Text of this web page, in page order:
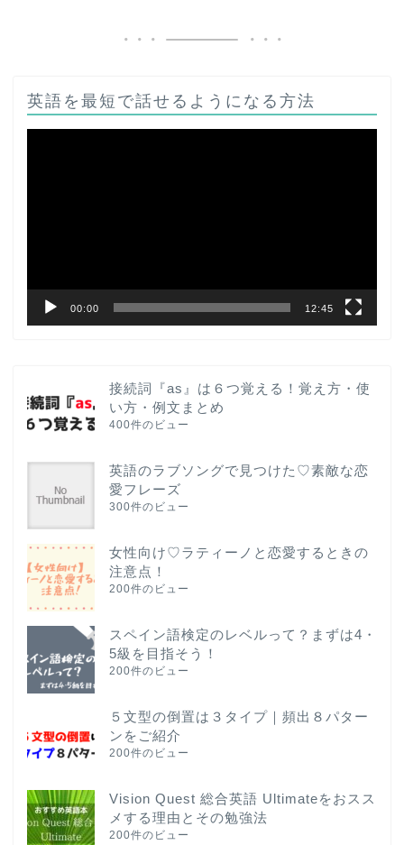
英語を最短で話せるようになる方法
00:00 12:45
接続詞『as』は６つ覚える！覚え方・使
い方・例文まとめ
400件のビュー
英語のラブソングで見つけた♡素敵な恋
愛フレーズ
300件のビュー
女性向け♡ラティーノと恋愛するときの
注意点！
200件のビュー
スペイン語検定のレベルって？まずは4・
5級を目指そう！
200件のビュー
５文型の倒置は３タイプ｜頻出８パター
ンをご紹介
200件のビュー
Vision Quest 総合英語 Ultimateをおスス
メする理由とその勉強法
200件のビュー